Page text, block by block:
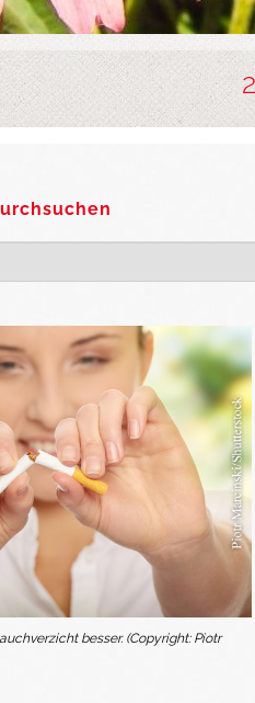
besser. (Copyright: Piotr